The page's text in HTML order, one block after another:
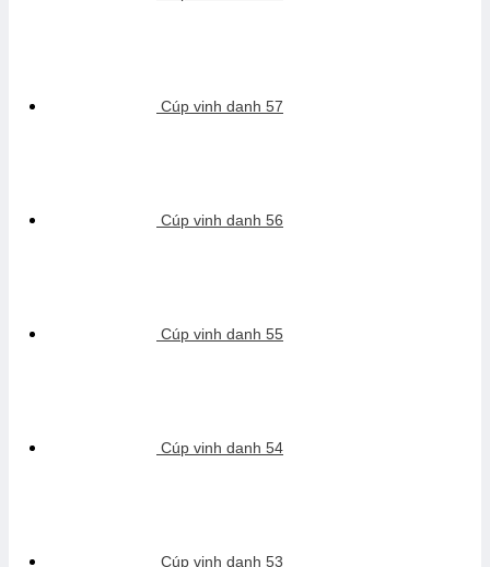
Cúp vinh danh 57
Cúp vinh danh 56
Cúp vinh danh 55
Cúp vinh danh 54
Cúp vinh danh 53